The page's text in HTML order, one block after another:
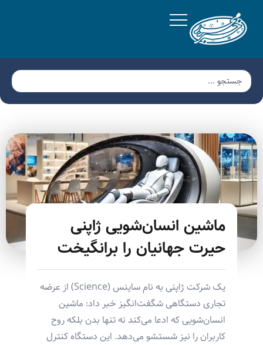
ماشین انسان‌شویی ژاپنی
حیرت جهانیان را برانگیخت
یک شرکت ژاپنی به نام ساینس (Science) از عرضه
تجاری دستگاهی شگفت‌انگیز خبر داد: ماشین
انسان‌شویی که ادعا می‌کند نه تنها بدن بلکه روح
کاربران را نیز شستشو می‌دهد. این دستگاه کنترل